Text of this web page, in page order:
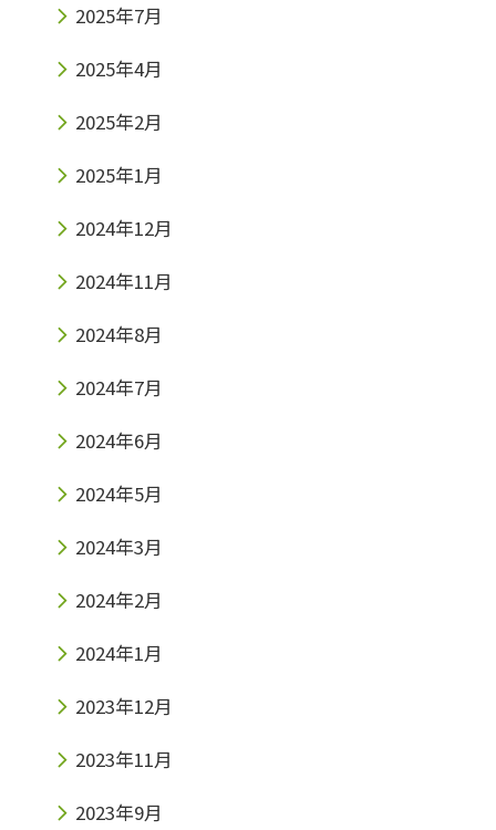
2025年7月
2025年4月
2025年2月
2025年1月
2024年12月
2024年11月
2024年8月
2024年7月
2024年6月
2024年5月
2024年3月
2024年2月
2024年1月
2023年12月
2023年11月
2023年9月